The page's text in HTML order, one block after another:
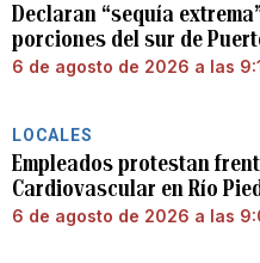
Declaran “sequía
porciones del sur de
6 de agosto de 2026 a las
LOCALES
Empleados protestan
Cardiovascular en Río
6 de agosto de 2026 a las